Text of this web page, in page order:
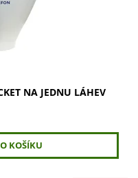
NA JEDNU LÁHEV